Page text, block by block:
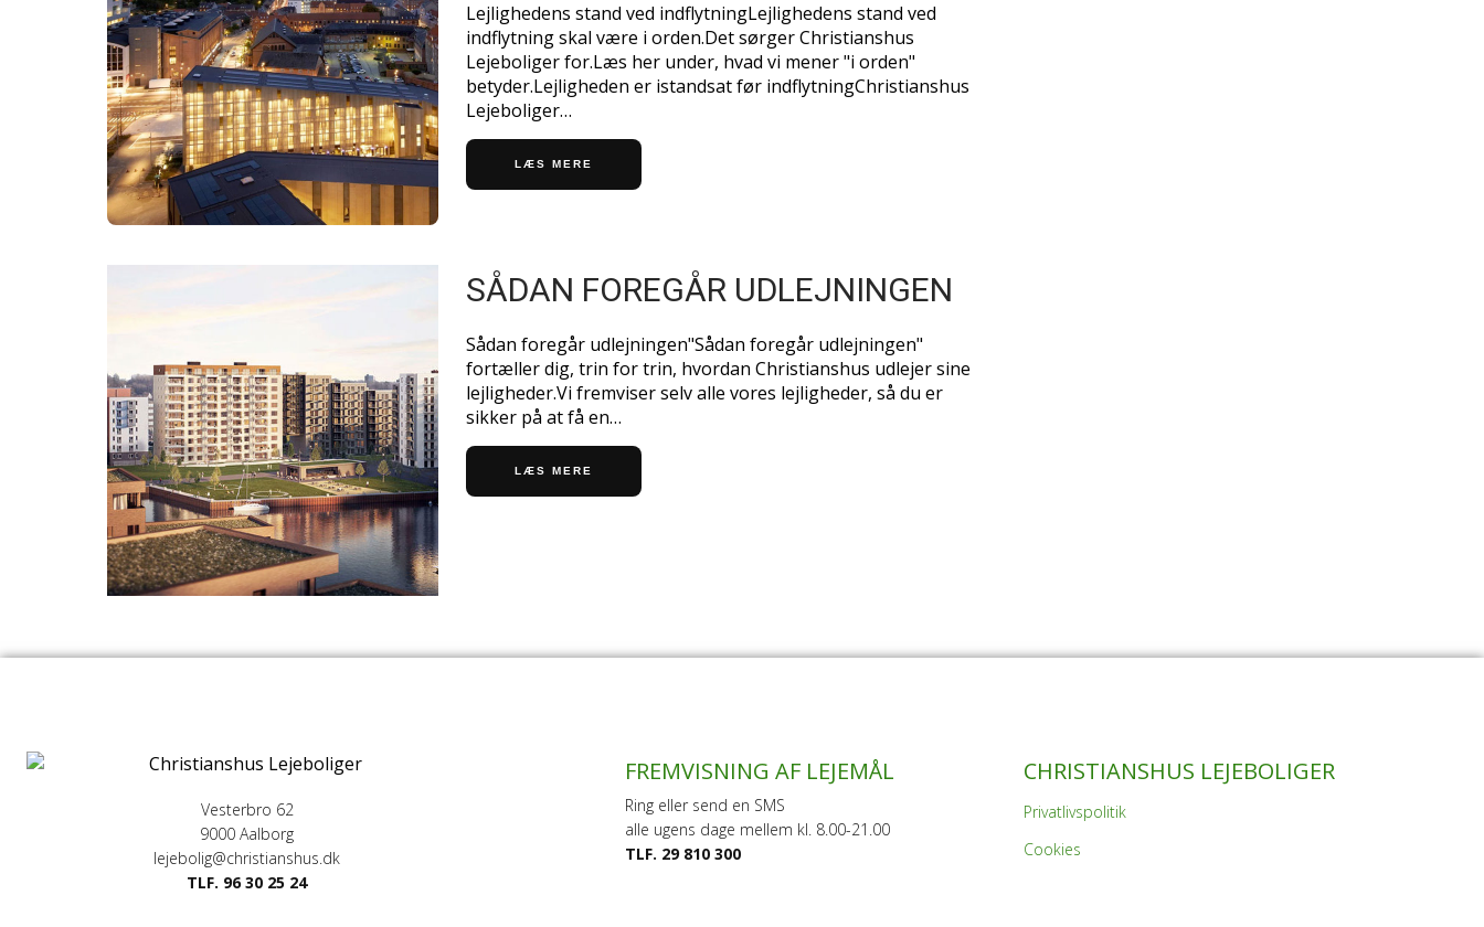
Lejlighedens stand ved indflytningLejlighedens stand ved
indflytning skal være i orden.Det sørger Christianshus
Lejeboliger for.Læs her under, hvad vi mener "i orden"
betyder.Lejligheden er istandsat før indflytningChristianshus
Lejeboliger…
LÆS MERE
SÅDAN FOREGÅR UDLEJNINGEN
Sådan foregår udlejningen"Sådan foregår udlejningen"
fortæller dig, trin for trin, hvordan Christianshus udlejer sine
lejligheder.Vi fremviser selv alle vores lejligheder, så du er
sikker på at få en…
LÆS MERE
Vesterbro 62
9000 Aalborg
lejebolig@christianshus.dk
TLF. 96 30 25 24
FREMVISNING AF LEJEMÅL
Ring eller send en SMS
alle ugens dage mellem kl. 8.00-21.00
TLF. 29 810 300
CHRISTIANSHUS LEJEBOLIGER
Privatlivspolitik
Cookies